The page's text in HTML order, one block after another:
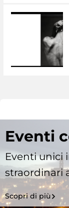
Eventi
Eventi unici
straordinari
Scopri di più